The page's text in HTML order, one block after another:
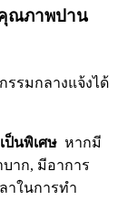
ณภาพปาน
รรมกลางแจ้งได้
ป็นพิเศษ หากมี
บาก, มีอาการ
าในการทำ